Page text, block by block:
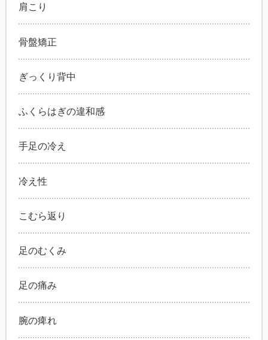
肩こり
骨盤矯正
ぎっくり背中
ふくらはぎの違和感
手足の冷え
冷え性
こむら返り
足のむくみ
足の痛み
腕の痺れ